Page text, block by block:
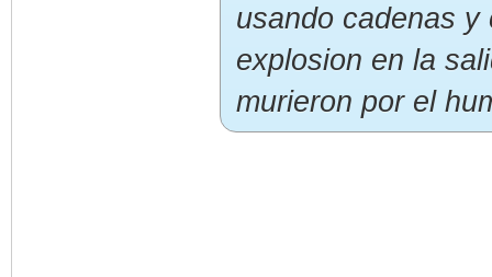
usando cadenas
explosion en la
murieron por el